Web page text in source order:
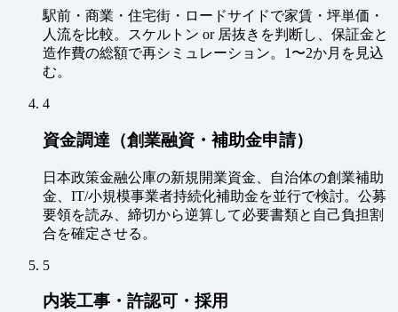
駅前・商業・住宅街・ロードサイドで家賃・坪単価・
人流を比較。スケルトン or 居抜きを判断し、保証金と
造作費の総額で再シミュレーション。1〜2か月を見込
む。
4
資金調達（創業融資・補助金申請）
日本政策金融公庫の新規開業資金、自治体の創業補助
金、IT/小規模事業者持続化補助金を並行で検討。公募
要領を読み、締切から逆算して必要書類と自己負担割
合を確定させる。
5
内装工事・許認可・採用